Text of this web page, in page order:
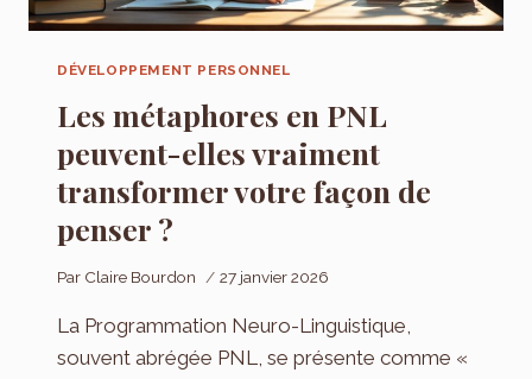
DÉVELOPPEMENT PERSONNEL
Les métaphores en PNL
peuvent-elles vraiment
transformer votre façon de
penser ?
Par Claire Bourdon 27 janvier 2026
La Programmation Neuro-Linguistique,
souvent abrégée PNL, se présente comme «